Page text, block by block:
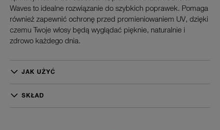
Waves to idealne rozwiązanie do szybkich poprawek. Pomaga
również zapewnić ochronę przed promieniowaniem UV, dzięki
czemu Twoje włosy będą wyglądać pięknie, naturalnie i
zdrowo każdego dnia.
JAK UŻYĆ
podczas dozowania produktu. W przypadku włosów średniej
SKŁAD